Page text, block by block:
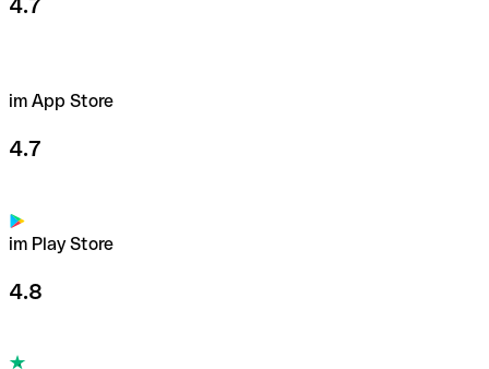
4.7
im App Store
4.7
im Play Store
4.8